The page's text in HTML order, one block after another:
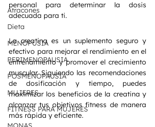
Atracones
Dieta
MENOPUSIA
PERIMENOPAUSIA
POSMENOPAUSIA
MUJERES
FITNESS PARA MUJERES
personal para determinar la dosis
adecuada para ti.
La creatina es un suplemento seguro y
efectivo para mejorar el rendimiento en el
entrenamiento y promover el crecimiento
muscular. Siguiendo las recomendaciones
de dosificación y tiempo, puedes
maximizar los beneficios de la creatina y
alcanzar tus objetivos fitness de manera
más rápida y eficiente.